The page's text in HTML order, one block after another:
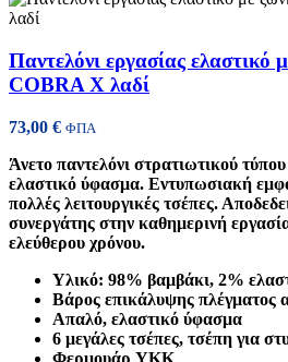
Παντελόνι εργασίας
COBRA X λαδί
73,00 € ΦΠΑ
Άνετο παντελόνι στρατιωτικού
ελαστικό ύφασμα. Εντυπωσιακή
πολλές λειτουργικές τσέπες.
συνεργάτης στην καθημερινή
ελεύθερου χρόνου.
Υλικό: 98% βαμβάκι, 2%
Βάρος επικάλυψης πλέγματος
Απαλό, ελαστικό ύφασμα
6 μεγάλες τσέπες, τσέπη για
Φερμουάρ YKK